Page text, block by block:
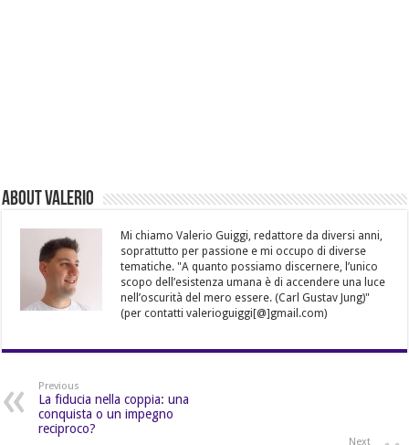
About Valerio
Mi chiamo Valerio Guiggi, redattore da diversi anni,
soprattutto per passione e mi occupo di diverse
tematiche. "A quanto possiamo discernere, l’unico
scopo dell’esistenza umana è di accendere una luce
nell’oscurità del mero essere. (Carl Gustav Jung)"
(per contatti valerioguiggi[@]gmail.com)
Previous
La fiducia nella coppia: una
conquista o un impegno
reciproco?
Next